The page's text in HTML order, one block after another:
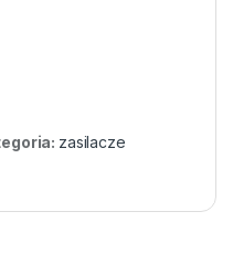
zasilacze